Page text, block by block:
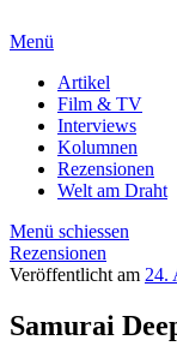
Menü
Artikel
Film & TV
Interviews
Kolumnen
Rezensionen
Welt am Draht
Menü schiessen
Rezensionen
Veröffentlicht am 24.
Samurai